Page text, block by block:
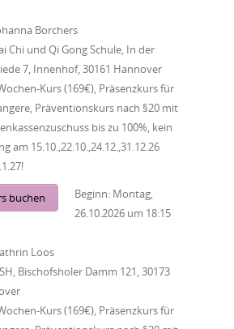
Borchers
Chi und Qi Gong Schule, In der
7, Innenhof, 30161 Hannover
Kurs (169€), Präsenzkurs für
Präventionskurs nach §20 mit
bis zu 100%, kein
am 15.10.,22.10.,24.12.,31.12.26
buchen Beginn: Montag,
26.10.2026 um 18:15
Loos
Bischofsholer Damm 121, 30173
Kurs (169€), Präsenzkurs für